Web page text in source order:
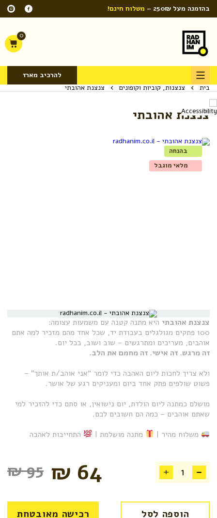
בהזמנה מעל 250₪ – משלוח חינם!
0
להרכיב מארז
בית
צנצנות, קוביות וקופונים צנצנת אהובתי
צנצנת אהובתי
בהנחה
מלאי מוגבל
צנצנת אהובתי היא מתנה קטנה עם משמעות עצומה:
100 פתקים מגולגלים בעבודת יד, שכל אחד מהם מזכיר למה אתם
אוהבים, מעריכים ומתרגשים – שוב ושוב, בכל יום.
זה מרגש. זה אישי. זה מחמם את הלב.
ולא צריך לחכות ליום האהבה כדי לומר “אני אוהב/ת אותך” –
פשוט שולפים פתק אחד ביום ומעניקים רגע של אושר.
מושלם כמתנה ליום הולדת, יום נישואין, או סתם כדי להזכיר למי
שאתם אוהבים – כמה הם חשובים לכם.
משלוח מהיר |
מתנה מושלמת | התחייבות לאהבה
₪95 ₪ 64
הוספה לסל רכישה מאובטחת